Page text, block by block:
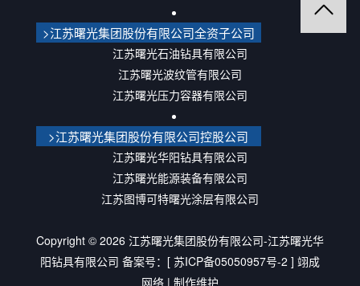
>江苏曙光集团股份有限公司全资子公司
江苏曙光石油钻具有限公司
江苏曙光波纹管有限公司
江苏曙光压力容器有限公司
>江苏曙光集团股份有限公司控股公司
江苏曙光华阳钻具有限公司
江苏曙光能源装备有限公司
江苏图博可特曙光涂层有限公司
Copyright © 2026 江苏曙光集团股份有限公司-江苏曙光华
阳钻具有限公司 备案号：[ 苏ICP备05050957号-2 ] 翊成
网络 | 制作维护